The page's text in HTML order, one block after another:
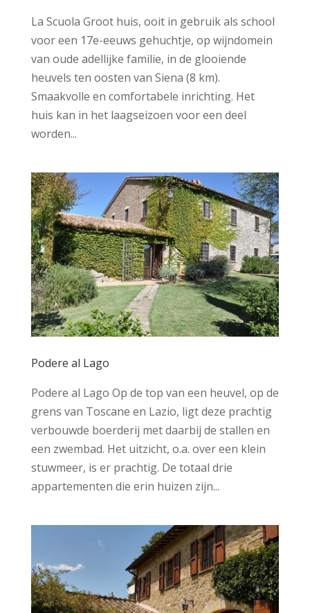
La Scuola Groot huis, ooit in gebruik als school
voor een 17e-eeuws gehuchtje, op wijndomein
van oude adellijke familie, in de glooiende
heuvels ten oosten van Siena (8 km).
Smaakvolle en comfortabele inrichting. Het
huis kan in het laagseizoen voor een deel
worden...
Podere al Lago
Podere al Lago Op de top van een heuvel, op de
grens van Toscane en Lazio, ligt deze prachtig
verbouwde boerderij met daarbij de stallen en
een zwembad. Het uitzicht, o.a. over een klein
stuwmeer, is er prachtig. De totaal drie
appartementen die erin huizen zijn...